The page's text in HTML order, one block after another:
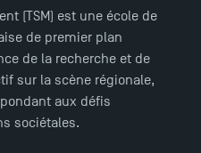
(TSM) est une école de
de premier plan
de la recherche et de
sur la scène régionale,
aux défis
sociétales.